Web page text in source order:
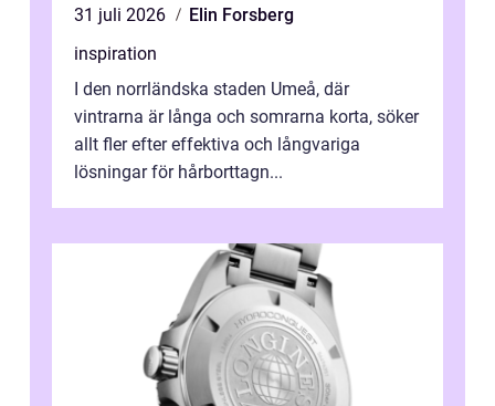
31 juli 2026
Elin Forsberg
inspiration
I den norrländska staden Umeå, där
vintrarna är långa och somrarna korta, söker
allt fler efter effektiva och långvariga
lösningar för hårborttagn...